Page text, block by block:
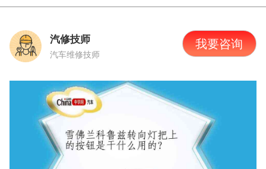
汽修技师
汽车维修技师
我要咨询